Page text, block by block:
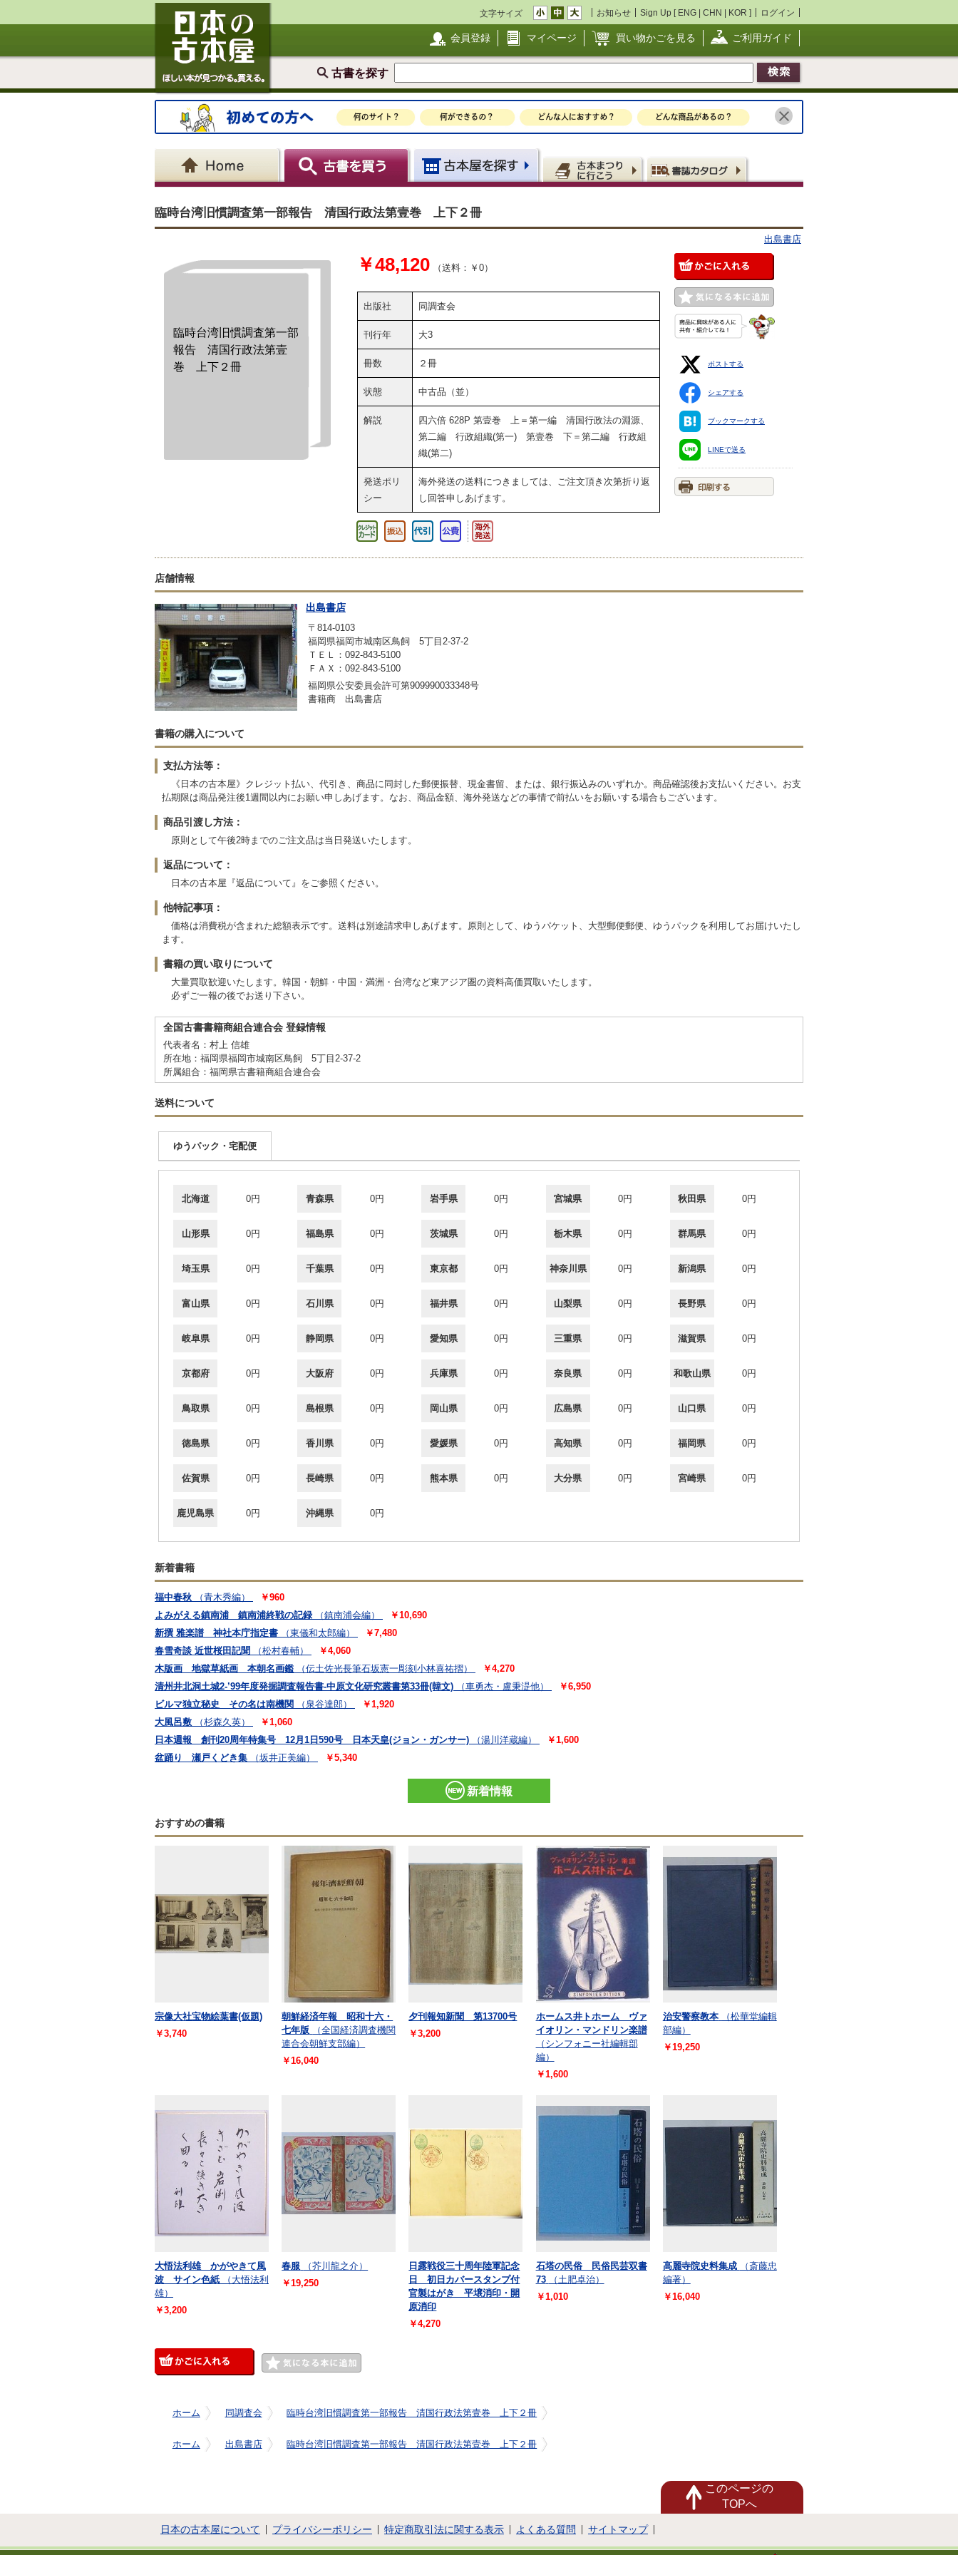
文字サイズ お知らせ Sign Up [ ENG | CHN | KOR ] ログイン
会員登録 マイページ 買い物かごを見る ご利用ガイド
古書を探す
臨時台湾旧慣調査第一部報告 清国行政法第壹巻 上下２冊
出島書店
臨時台湾旧慣調査第一部
報告 清国行政法第壹
巻 上下２冊
￥48,120 （送料：￥0）
出版社 同調査会
刊行年 大3
冊数 ２冊
状態 中古品（並）
解説
四六倍 628P 第壹巻 上＝第一編 清国行政法の淵源、
第二編 行政組織(第一) 第壹巻 下＝第二編 行政組
織(第二)
発送ポリ
シー
海外発送の送料につきましては、ご注文頂き次第折り返
し回答申しあげます。
ポストする
シェアする
ブックマークする
LINEで送る
店舗情報
出島書店
〒814-0103
福岡県福岡市城南区鳥飼 5丁目2-37-2
ＴＥＬ：092-843-5100
ＦＡＸ：092-843-5100
福岡県公安委員会許可第909990033348号
書籍商 出島書店
書籍の購入について
支払方法等：
《日本の古本屋》クレジット払い、代引き、商品に同封した郵便振替、現金書留、または、銀行振込みのいずれか。商品確認後お支払いください。お支
払期限は商品発注後1週間以内にお願い申しあげます。なお、商品金額、海外発送などの事情で前払いをお願いする場合もございます。
商品引渡し方法：
原則として午後2時までのご注文品は当日発送いたします。
返品について：
日本の古本屋『返品について』をご参照ください。
他特記事項：
価格は消費税が含まれた総額表示です。送料は別途請求申しあげます。原則として、ゆうパケット、大型郵便郵便、ゆうパックを利用してお届けいたし
ます。
書籍の買い取りについて
大量買取歓迎いたします。韓国・朝鮮・中国・満洲・台湾など東アジア圏の資料高価買取いたします。
必ずご一報の後でお送り下さい。
全国古書書籍商組合連合会 登録情報
代表者名：村上 信雄
所在地：福岡県福岡市城南区鳥飼 5丁目2-37-2
所属組合：福岡県古書籍商組合連合会
送料について
ゆうパック・宅配便
北海道 0円 青森県 0円 岩手県 0円 宮城県 0円 秋田県 0円
山形県 0円 福島県 0円 茨城県 0円 栃木県 0円 群馬県 0円
埼玉県 0円 千葉県 0円 東京都 0円 神奈川県 0円 新潟県 0円
富山県 0円 石川県 0円 福井県 0円 山梨県 0円 長野県 0円
岐阜県 0円 静岡県 0円 愛知県 0円 三重県 0円 滋賀県 0円
京都府 0円 大阪府 0円 兵庫県 0円 奈良県 0円 和歌山県 0円
鳥取県 0円 島根県 0円 岡山県 0円 広島県 0円 山口県 0円
徳島県 0円 香川県 0円 愛媛県 0円 高知県 0円 福岡県 0円
佐賀県 0円 長崎県 0円 熊本県 0円 大分県 0円 宮崎県 0円
鹿児島県 0円 沖縄県 0円
新着書籍
福中春秋 （青木秀編）
￥960
よみがえる鎮南浦 鎮南浦終戦の記録
（鎮南浦会編）
￥10,690
新撰 雅楽譜 神社本庁指定書
（東儀和太郎編）
￥7,480
春雪奇談 近世桜田記聞
（松村春輔）
￥4,060
木版画 地獄草紙画 本朝名画鑑
（伝土佐光長筆石坂憲一彫刻小林喜祐摺）
￥4,270
清州井北洞土城2-’99年度発掘調査報告書-中原文化研究叢書第33冊(韓文)
（車勇杰・盧秉湜他）
￥6,950
ビルマ独立秘史 その名は南機関
（泉谷達郎）
￥1,920
大風呂敷
（杉森久英）
￥1,060
日本週報 創刊20周年特集号 12月1日590号 日本天皇(ジョン・ガンサー)
（湯川洋蔵編）
￥1,600
盆踊り 瀬戸くどき集
（坂井正美編） ￥5,340
新着情報
おすすめの書籍
宗像大社宝物絵葉書(仮題)
￥3,740
朝鮮経済年報 昭和十六・
七年版
（全国経済調査機関
連合会朝鮮支部編）
￥16,040
夕刊報知新聞 第13700号
￥3,200
ホームス井トホーム ヴァ
イオリン・マンドリン楽譜
（シンフォニー社編輯部
編）
￥1,600
治安警察教本
（松華堂編輯
部編）
￥19,250
大悟法利雄 かがやきて風
波 サイン色紙
（大悟法利
雄）
￥3,200
春服
（芥川龍之介）
￥19,250
日露戦役三十周年陸軍記念
日 初日カバースタンプ付
官製はがき 平壌消印・開
原消印
￥4,270
石塔の民俗 民俗民芸双書
73
（土肥卓治）
￥1,010
高麗寺院史料集成
（斎藤忠
編著）
￥16,040
ホーム 同調査会 臨時台湾旧慣調査第一部報告 清国行政法第壹巻 上下２冊
ホーム 出島書店 臨時台湾旧慣調査第一部報告 清国行政法第壹巻 上下２冊
このページの
TOPへ
日本の古本屋について プライバシーポリシー 特定商取引法に関する表示 よくある質問 サイトマップ